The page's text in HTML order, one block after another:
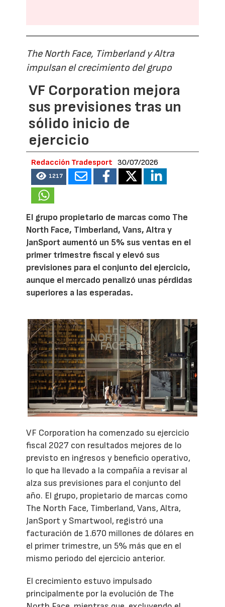
The North Face, Timberland y Altra
impulsan el crecimiento del grupo
VF Corporation mejora
sus previsiones tras un
sólido inicio de
ejercicio
Redacción Tradesport 30/07/2026
1217
El grupo propietario de marcas como The
North Face, Timberland, Vans, Altra y
JanSport aumentó un 5% sus ventas en el
primer trimestre fiscal y elevó sus
previsiones para el conjunto del ejercicio,
aunque el mercado penalizó unas pérdidas
superiores a las esperadas.
VF Corporation ha comenzado su ejercicio
fiscal 2027 con resultados mejores de lo
previsto en ingresos y beneficio operativo,
lo que ha llevado a la compañía a revisar al
alza sus previsiones para el conjunto del
año. El grupo, propietario de marcas como
The North Face, Timberland, Vans, Altra,
JanSport y Smartwool, registró una
facturación de 1.670 millones de dólares en
el primer trimestre, un 5% más que en el
mismo periodo del ejercicio anterior.
El crecimiento estuvo impulsado
principalmente por la evolución de The